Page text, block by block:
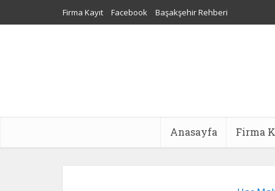
Firma Kayıt Facebook Başakşehir Rehberi
Anasayfa Firma